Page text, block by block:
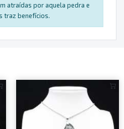
atraídas por aquela pedra e
traz benefícios.